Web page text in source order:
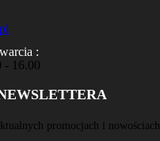
:
- 16.00
promocjach i nowościach